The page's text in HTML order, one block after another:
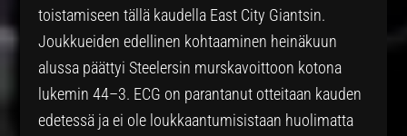
toistamiseen tällä kaudella East City Giantsin.
Joukkueiden edellinen kohtaaminen heinäkuun
alussa päättyi Steelersin murskavoittoon kotona
lukemin 44–3. ECG on parantanut otteitaan kauden
edetessä ja ei ole loukkaantumisistaan huolimatta